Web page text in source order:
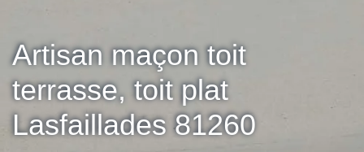
Artisan maçon toit
terrasse, toit plat
Lasfaillades 81260